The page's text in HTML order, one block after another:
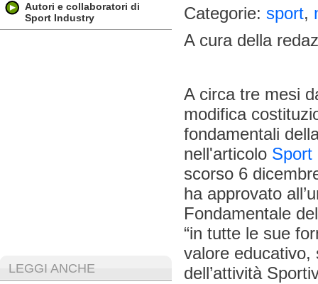
Autori e collaboratori di
Sport Industry
LEGGI ANCHE
Categorie: sport,
A cura della
A circa tre mesi
modifica
fondamentali
nell'articolo Sport
scorso 6
ha approvato
Fondamentale
“in tutte le sue
valore educativo,
dell’attività